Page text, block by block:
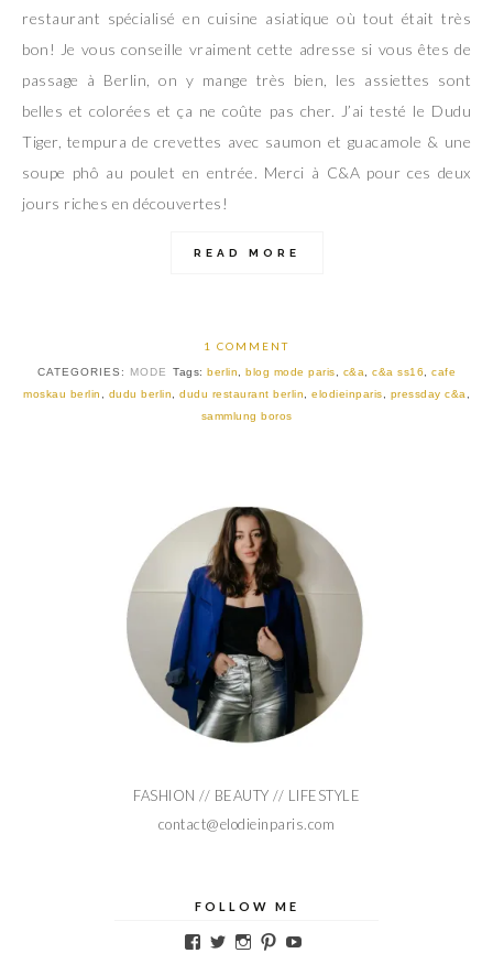
restaurant spécialisé en cuisine asiatique où tout était très
bon! Je vous conseille vraiment cette adresse si vous êtes de
passage à Berlin, on y mange très bien, les assiettes sont
belles et colorées et ça ne coûte pas cher. J’ai testé le Dudu
Tiger, tempura de crevettes avec saumon et guacamole & une
soupe phô au poulet en entrée. Merci à C&A pour ces deux
jours riches en découvertes!
READ MORE
1 COMMENT
CATEGORIES: MODE Tags: berlin, blog mode paris, c&a, c&a ss16, cafe
moskau berlin , dudu berlin, dudu restaurant berlin, elodieinparis, pressday c&a,
sammlung boros
FASHION // BEAUTY // LIFESTYLE
contact@elodieinparis.com
FOLLOW ME
Voir Voir Voir Voir